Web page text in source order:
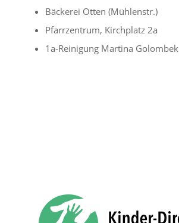
Bäckerei Otten (Mühlenstr.)
Pfarrzentrum, Kirchplatz 2a
1a-Reinigung Martina Golombek